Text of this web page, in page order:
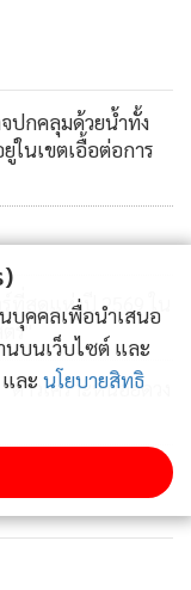
ปกคลุมด้วยน้ำทั้ง
ในเขตเอื้อต่อการ
ที่สุดแห่งปี 2569 ใน
ร์"
าวเคราะห์น้อยดวง
บุคคลเพื่อนำเสนอ
บนเว็บไซต์ และ
และ นโยบายสิทธิ